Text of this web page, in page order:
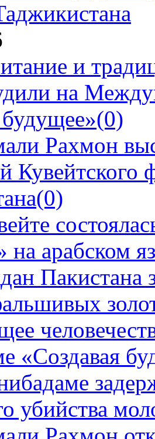
и
на
(0)
Рахмон
Кувейтского
(0)
на арабском
Пакистана
«Создавая
убийства